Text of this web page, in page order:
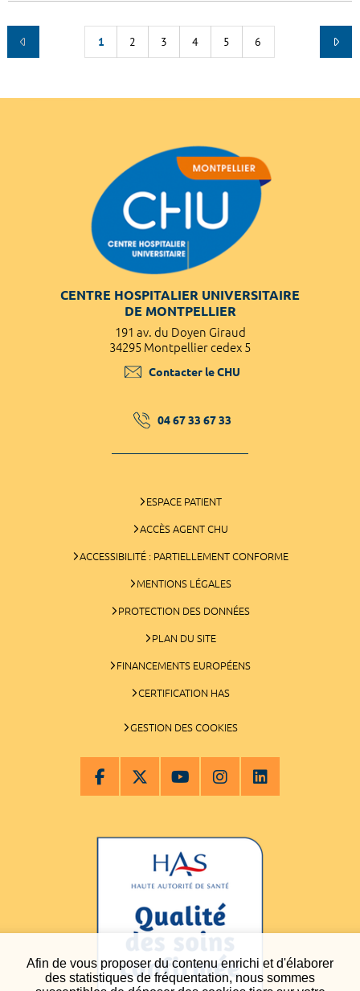
Afin de vous proposer du contenu enrichi et d'élaborer
des statistiques de fréquentation, nous sommes
1 2 3 4 5 6
CENTRE HOSPITALIER UNIVERSITAIRE
DE MONTPELLIER
191 av. du Doyen Giraud
34295 Montpellier cedex 5
Contacter le CHU
04 67 33 67 33
ESPACE PATIENT
ACCÈS AGENT CHU
ACCESSIBILITÉ : PARTIELLEMENT CONFORME
MENTIONS LÉGALES
PROTECTION DES DONNÉES
PLAN DU SITE
FINANCEMENTS EUROPÉENS
CERTIFICATION HAS
GESTION DES COOKIES